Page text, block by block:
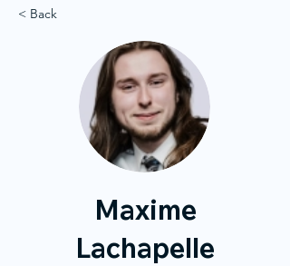
< Back
Maxime
Lachapelle